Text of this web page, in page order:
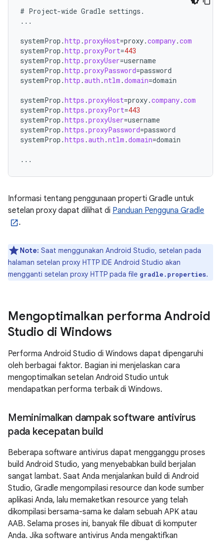
# Project-wide Gradle settings .
...
systemProp .http .proxyHost=proxy.company.com
systemProp .http .proxyPort=443
systemProp .http .proxyUser=username
systemProp .http .proxyPassword=password
systemProp .http .auth .ntlm .domain=domain
systemProp .https .proxyHost=proxy.company.com
systemProp .https .proxyPort=443
systemProp .https .proxyUser=username
systemProp .https .proxyPassword=password
systemProp .https .auth .ntlm .domain=domain
...
Informasi tentang penggunaan properti Gradle untuk
setelan proxy dapat dilihat di Panduan Pengguna Gradle
.
Note: Saat menggunakan Android Studio, setelan pada
halaman setelan proxy HTTP IDE Android Studio akan
mengganti setelan proxy HTTP pada file gradle.properties.
Mengoptimalkan performa Android
Studio di Windows
Performa Android Studio di Windows dapat dipengaruhi
oleh berbagai faktor. Bagian ini menjelaskan cara
mengoptimalkan setelan Android Studio untuk
mendapatkan performa terbaik di Windows.
Meminimalkan dampak software antivirus
pada kecepatan build
Beberapa software antivirus dapat mengganggu proses
build Android Studio, yang menyebabkan build berjalan
sangat lambat. Saat Anda menjalankan build di Android
Studio, Gradle mengompilasi resource dan kode sumber
aplikasi Anda, lalu memaketkan resource yang telah
dikompilasi bersama-sama ke dalam sebuah APK atau
AAB. Selama proses ini, banyak file dibuat di komputer
Anda. Jika software antivirus Anda mengaktifkan